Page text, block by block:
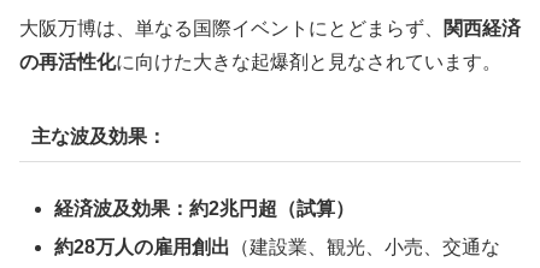
大阪万博は、単なる国際イベントにとどまらず、
関西経済
の再活性化に向けた大きな起爆剤と見なされています。
主な波及効果：
経済波及効果：約2兆円超（試算）
約28万人の雇用創出 （建設業、観光、小売、交通な